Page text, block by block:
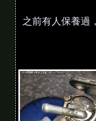
之前有人保養過